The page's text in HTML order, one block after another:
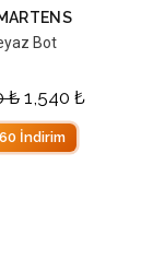
Bot
₺ 1,540 ₺
İndirim